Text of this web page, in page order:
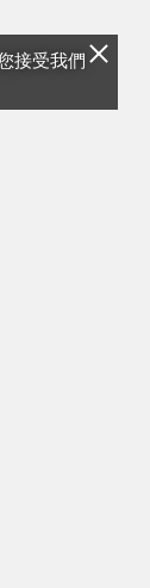
接受我們